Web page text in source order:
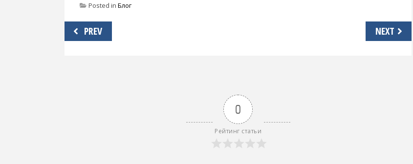
Posted in Блог
Навигация
по
PREV NEXT
0
Рейтинг статьи